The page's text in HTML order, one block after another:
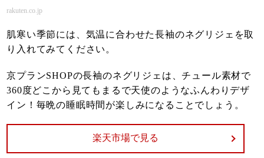
rakuten.co.jp
肌寒い季節には、気温に合わせた長袖のネグリジェを取
り入れてみてください。
京プランSHOPの長袖のネグリジェは、チュール素材で
360度どこから見てもまるで天使のようなふんわりデザ
イン！毎晩の睡眠時間が楽しみになることでしょう。
楽天市場で見る